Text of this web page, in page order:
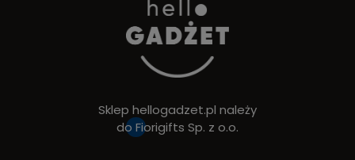
Sklep hellogadzet.pl należy
do Fiorigifts Sp. z o.o.